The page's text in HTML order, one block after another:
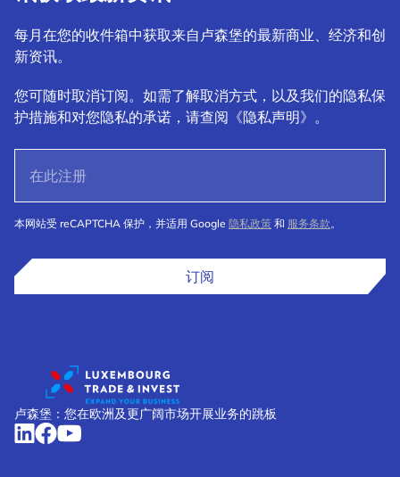
每月在您的收件箱中获取来自卢森堡的最新商业、经济和创
新资讯。
您可随时取消订阅。如需了解取消方式，以及我们的隐私保
护措施和对您隐私的承诺，请查阅《隐私声明》。
本网站受 reCAPTCHA 保护，并适用 Google 隐私政策 和 服务条款。
订阅
卢森堡：您在欧洲及更广阔市场开展业务的跳板